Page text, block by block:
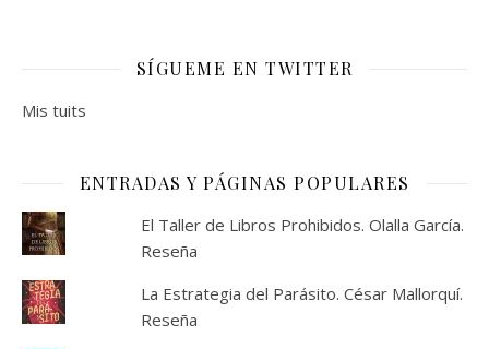
SÍGUEME EN TWITTER
Mis tuits
ENTRADAS Y PÁGINAS POPULARES
El Taller de Libros Prohibidos. Olalla García.
Reseña
La Estrategia del Parásito. César Mallorquí.
Reseña